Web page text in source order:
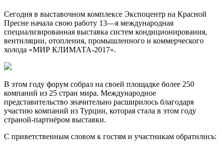
Сегодня в выставочном комплексе Экспоцентр на Красной
Пресне начала свою работу 13—я международная
специализированная выставка систем кондиционирования,
вентиляции, отопления, промышленного и коммерческого
холода «МИР КЛИМАТА-2017».
В этом году форум собрал на своей площадке более 250
компаний из 25 стран мира. Международное
представительство значительно расширилось благодаря
участию компаний из Турции, которая стала в этом году
страной-партнёром выставки.
С приветственным словом к гостям и участникам обратились: